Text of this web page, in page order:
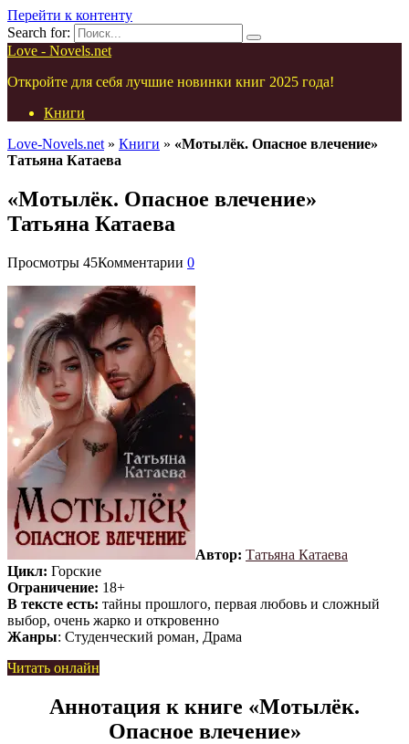
Перейти к контенту
Search for:
Love - Novels.net
Откройте для себя лучшие новинки книг 2025 года!
Книги
Love-Novels.net » Книги » «Мотылёк. Опасное влечение»
Татьяна Катаева
«Мотылёк. Опасное влечение»
Татьяна Катаева
Просмотры 45Комментарии 0
Автор: Татьяна Катаева
Цикл: Горские
Ограничение: 18+
В тексте есть: тайны прошлого, первая любовь и сложный
выбор, очень жарко и откровенно
Жанры: Студенческий роман, Драма
Читать онлайн
Аннотация к книге «Мотылёк.
Опасное влечение»